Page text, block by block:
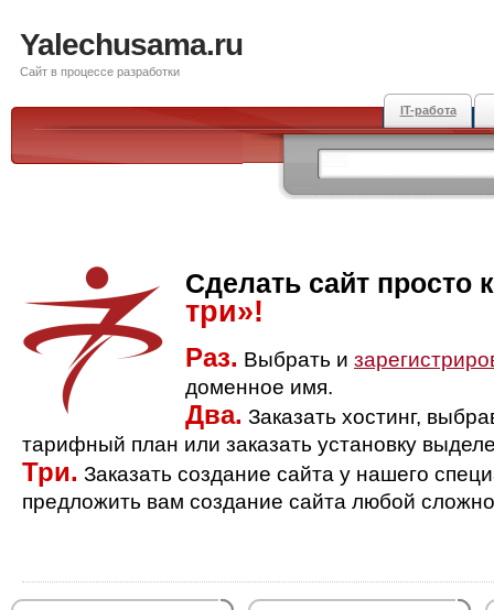
Yalechusama.ru
Сайт в процессе разработки
IT-работа
Сделать сайт просто
три»!
Раз. Выбрать и
доменное имя.
Два. Заказать хостинг,
тарифный план или заказать установку
Три. Заказать создание сайта у нашего
предложить вам создание сайта любой